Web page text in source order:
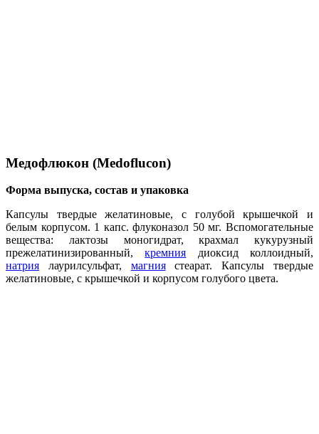
Медофлюкон (Medoflucon)
Форма выпуска, состав и упаковка
Капсулы твердые желатиновые, с голубой крышечкой и
белым корпусом. 1 капс. флуконазол 50 мг. Вспомогательные
вещества: лактозы моногидрат, крахмал кукурузный
прежелатинизированный,кремния диоксид коллоидный,
натрия лаурилсульфат, магниястеарат. Капсулы твердые
желатиновые, с крышечкой и корпусом голубого цвета.